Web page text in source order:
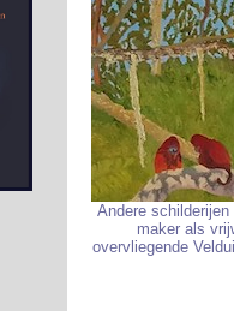
Andere
maker als
overvliegende